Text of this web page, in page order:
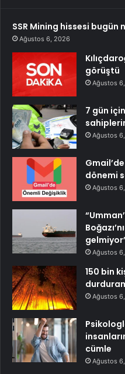
SSR Mining hissesi bugün
Ağustos 6, 2026
görüştü
Ağustos
7 gün
Ağustos
dönemi
Ağustos
Ağustos
150 bin
Ağustos
cümle
Ağustos